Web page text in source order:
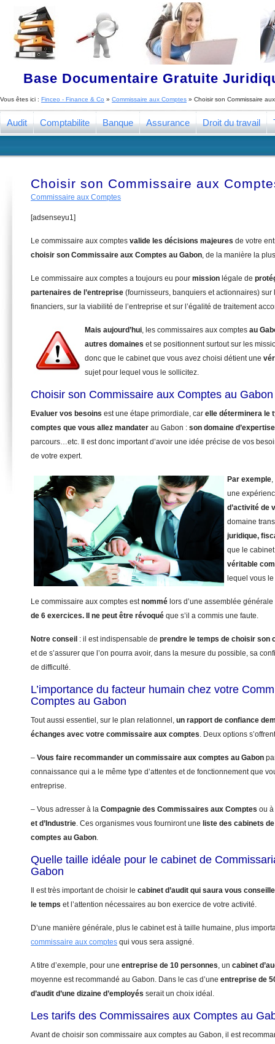
Base Documentaire Gratuite
Vous êtes ici : Finceo - Finance & Co » Commissaire aux Comptes » Choisir son Commissaire
Audit Comptabilite Banque Assurance Droit du travail
Choisir son Commissaire aux
Commissaire aux Comptes
[adsenseyu1]
Le commissaire aux comptes valide les décisions majeures de votre
choisir son Commissaire aux Comptes au Gabon, de la manière la
Le commissaire aux comptes a toujours eu pour mission légale de
partenaires de l’entreprise (fournisseurs, banquiers et actionnaires) sur
financiers, sur la viabilité de l’entreprise et sur l’égalité de traitement
Mais aujourd’hui, les commissaires aux comptes au
autres domaines et se positionnent surtout sur les
donc que le cabinet que vous avez choisi détient une
sujet pour lequel vous le sollicitez.
Choisir son Commissaire aux Comptes au
Evaluer vos besoins est une étape primordiale, car elle déterminera le
comptes que vous allez mandater au Gabon : son domaine d’expertise
parcours…etc. Il est donc important d’avoir une idée précise de vos
de votre expert.
Par exemple
une
d’activité de
domaine
juridique,
que le
véritable
lequel vous
Le commissaire aux comptes estnommé lors d’une assemblée
de 6 exercices.
Il ne peut être révoqué que s’il a commis une faute.
Notre conseil : il est indispensable de prendre le temps de choisir son
et de s’assurer que l’on pourra avoir, dans la mesure du possible, sa
de difficulté.
L’importance du facteur humain chez votre
Comptes au Gabon
Tout aussi essentiel, sur le plan relationnel, un rapport de confiance
échanges avec votre commissaire aux comptes. Deux options
– Vous faire recommander un commissaire aux comptes au Gabon
connaissance qui a le même type d’attentes et de fonctionnement que
entreprise.
– Vous adresser à la Compagnie des Commissaires aux Comptes ou
et d’Industrie. Ces organismes vous fourniront une liste des cabinets
comptes au Gabon.
Quelle taille idéale pour le cabinet de
Gabon
Il est très important de choisir le cabinet d’audit qui saura vous
le temps et l’attention nécessaires au bon exercice de votre activité.
D’une manière générale, plus le cabinet est à taille humaine, plus
commissaire aux comptes qui vous sera assigné.
A titre d’exemple, pour une entreprise de 10 personnes, un cabinet
moyenne est recommandé au Gabon. Dans le cas d’une entreprise de
d’audit d’une dizaine d’employés serait un choix idéal.
Les tarifs des Commissaires aux Comptes au
Avant de choisir son commissaire aux comptes au Gabon, il est